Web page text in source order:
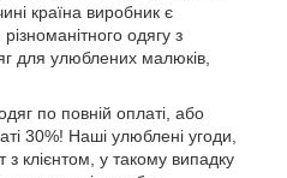
країна виробник є
одягу з
для улюблених малюків,
по повній оплаті, або
30%! Наші улюблені угоди,
з клієнтом, у такому випадку